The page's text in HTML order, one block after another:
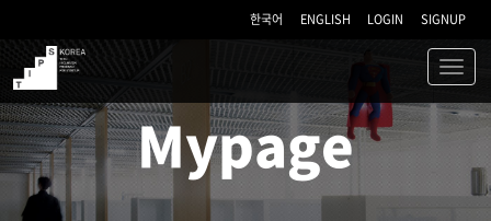
한국어 ENGLISH LOGIN SIGNUP
TIPS
Mypage